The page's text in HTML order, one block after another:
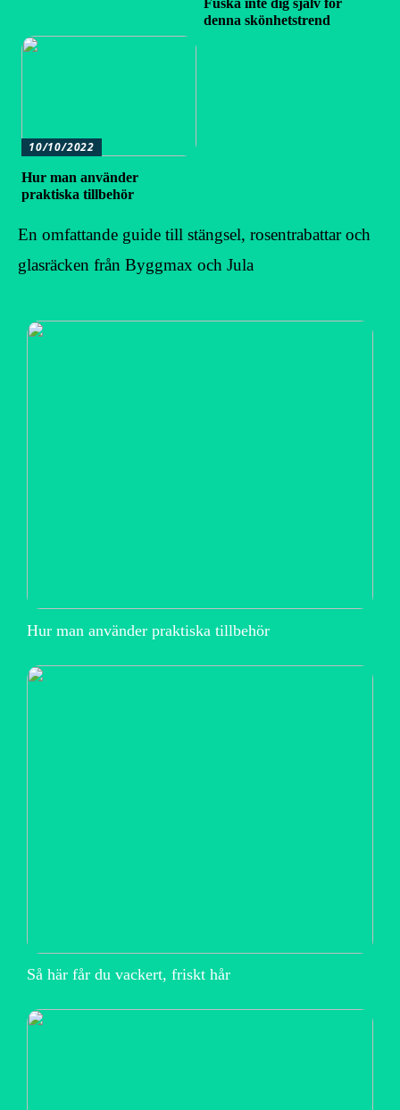
denna skönhetstrend
10/10/2022
Hur man använder
praktiska tillbehör
En omfattande guide till stängsel, rosentrabattar och
glasräcken från Byggmax och Jula
Hur man använder praktiska tillbehör
Så här får du vackert, friskt hår